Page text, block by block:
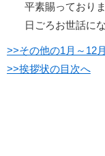
平素賜っており
日ごろお世話に
>>その他の1月～12
>>挨拶状の目次へ